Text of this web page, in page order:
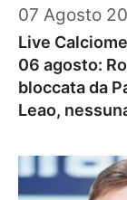
07 Agosto
Live
06 agosto:
bloccata da
Leao,